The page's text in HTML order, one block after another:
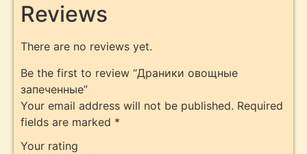
Reviews
There are no reviews yet.
Be the first to review “Драники овощные
запеченные”
Your email address will not be published. Required
fields are marked *
Your rating